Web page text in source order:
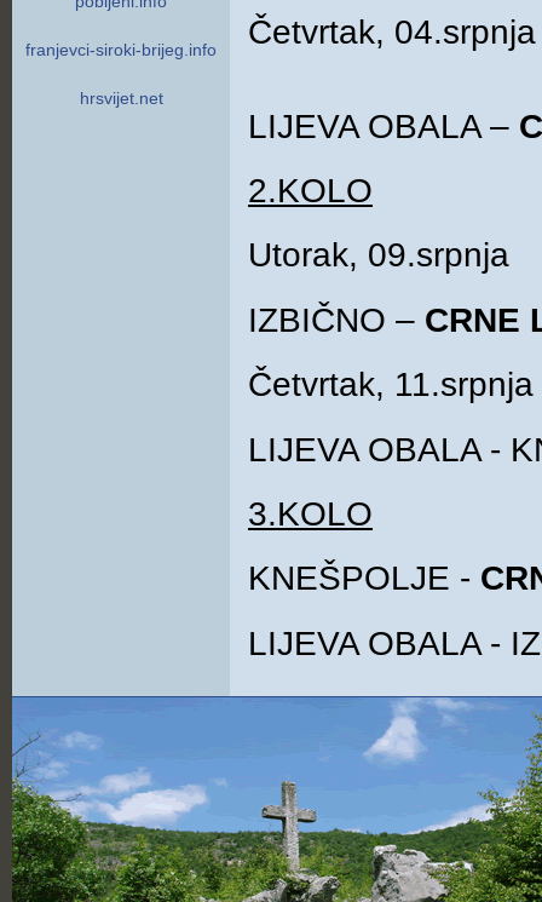
franjevci-siroki-brijeg.info
hrsvijet.net
Četvrtak, 04.srpnja
LIJEVA OBALA –
2.KOLO
Utorak, 09.srpnja
IZBIČNO – CRNE
Četvrtak, 11.srpnja
LIJEVA OBALA -
3.KOLO
KNEŠPOLJE -
LIJEVA OBALA -